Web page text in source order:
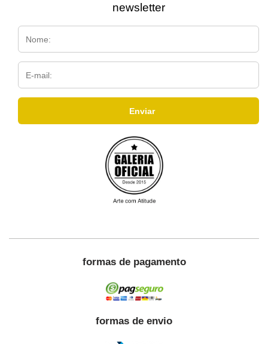
newsletter
formas de pagamento
formas de envio